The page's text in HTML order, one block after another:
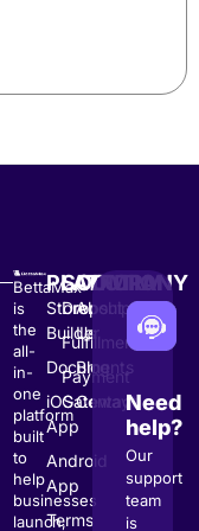
BettaMax
is
the
all-
in-
one
platform
built
to
help
businesses
launch,
PLATFORM
Store
Builder
Documents
iOS
App
Android
App
Terms
SOLUTION
Dropshipping
Fulfillment
Payment
Gateway
COMPANY
About
Us
Blog
ContactNeed
help?
Our
support
team
is